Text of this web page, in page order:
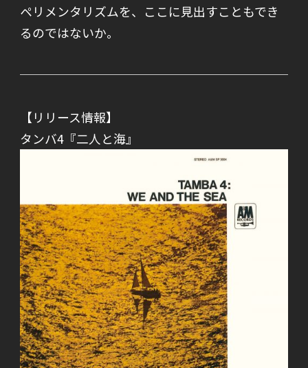
ペリメンタリズムを、ここに見出すこともでき
るのではないか。
【リリース情報】
タンバ4『二人と海』